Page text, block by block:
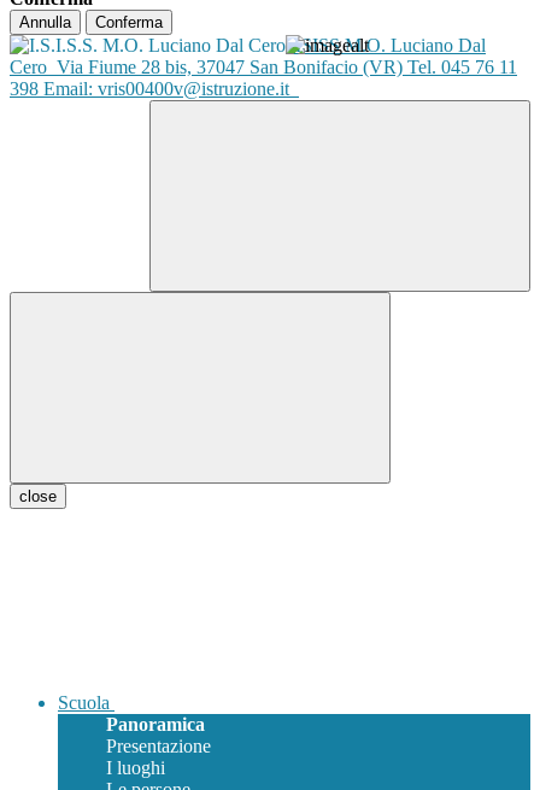
Annulla Conferma
ISISS M.O. Luciano Dal
Cero Via Fiume 28 bis, 37047 San Bonifacio (VR) Tel. 045 76 11
398 Email: vris00400v@istruzione.it
close
Scuola
Panoramica
Presentazione
I luoghi